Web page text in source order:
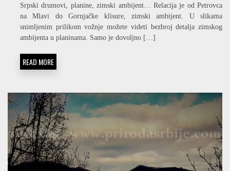
DRUMOVI
EP.
131
–
Srpski drumovi, planine, zimski ambijent… Relacija je od Petrovca
na Mlavi do Gornjačke klisure, zimski ambijent. U slikama
snimljenim prilikom vožnje možete videti bezbroj detalja zimskog
ambijenta u planinama. Samo je dovoljno […]
READ MORE